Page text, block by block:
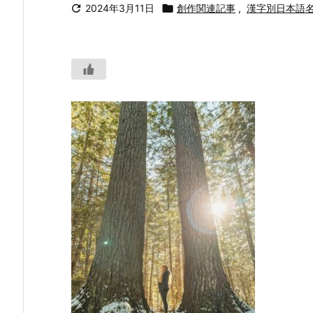
 2024年3月11日  創作関連記事 , 漢字別日本語